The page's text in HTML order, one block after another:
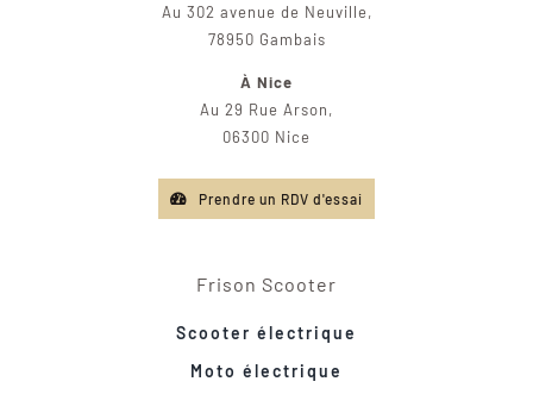
Au 302 avenue de Neuville,
78950 Gambais
À Nice
Au 29 Rue Arson,
06300 Nice
Prendre un RDV d'essai
Frison Scooter
Scooter électrique
Moto électrique